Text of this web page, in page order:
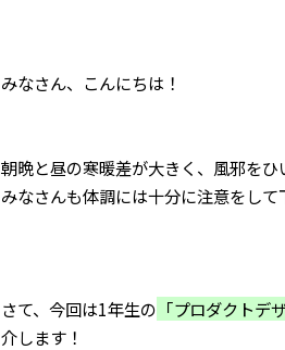
みなさん、こんにちは！
朝晩と昼の寒暖差が大きく、風邪をひ
みなさんも体調には十分に注意をして
さて、今回は1年生の 「プロダクトデ
介します！